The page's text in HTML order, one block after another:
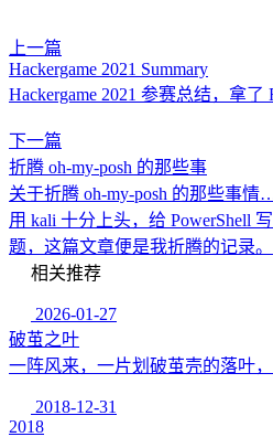
上一篇
Hackergame 2021 Summary
Hackergame 2021 参赛总结，拿了
下一篇
折腾 oh-my-posh 的那些事
关于折腾 oh-my-posh 的那些事
用 kali 十分上头，给 PowerShell
题，这篇文章便是我折腾的记录。
相关推荐
2026-01-27
破茧之叶
一阵风来，一片划破茧壳的落叶，
2018-12-31
2018